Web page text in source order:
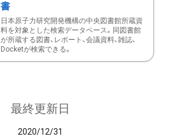
書
日本原子力研究開発機構の中央図書館所蔵資
料を対象とした検索データベース。同図書館
が所蔵する図書、レポート、会議資料、雑誌、
Docketが検索できる。
最終更新日
2020/12/31